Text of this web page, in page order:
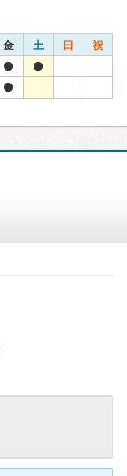
金 土 日 祝